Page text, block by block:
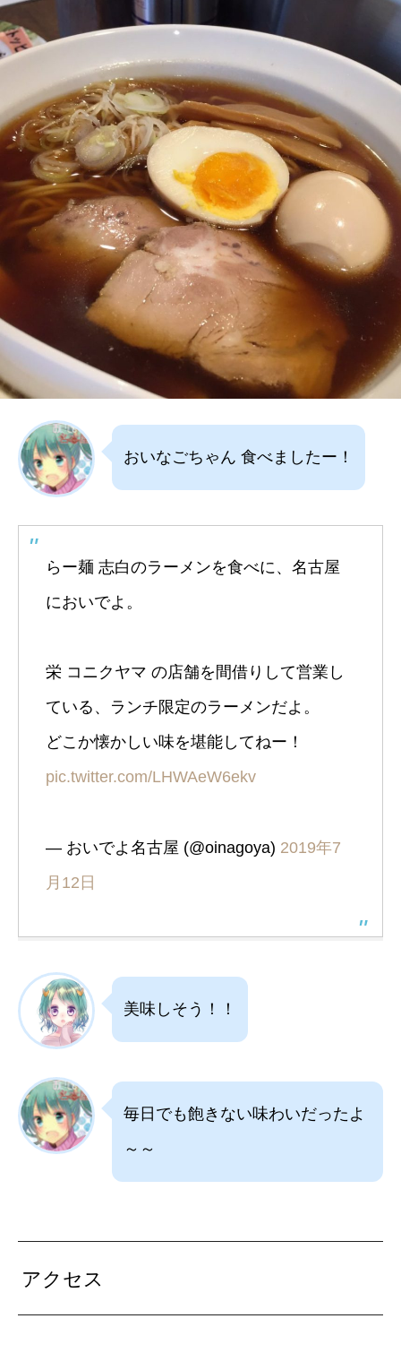
おいなごちゃん 食べましたー！
らー麺 志白のラーメンを食べに、名古屋
においでよ。
栄 コニクヤマ の店舗を間借りして営業し
ている、ランチ限定のラーメンだよ。
どこか懐かしい味を堪能してねー！
pic.twitter.com/LHWAeW6ekv
— おいでよ名古屋 (@oinagoya) 2019年7
月12日
美味しそう！！
毎日でも飽きない味わいだったよ
～～
アクセス